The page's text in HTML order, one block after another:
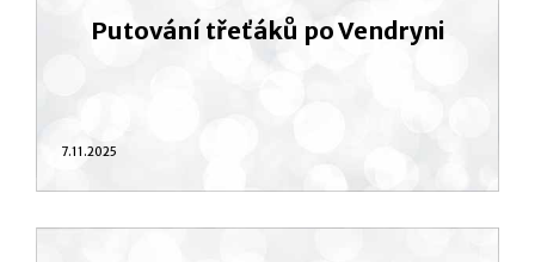
Putování třeťáků po Vendryni
7.11.2025